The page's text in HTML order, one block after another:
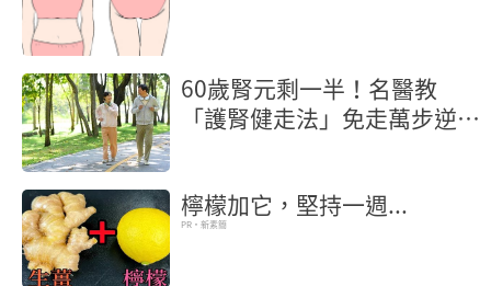
60歲腎元剩一半！名醫教
「護腎健走法」免走萬步逆轉
檸檬加它，堅持一週...
PR・新素簡